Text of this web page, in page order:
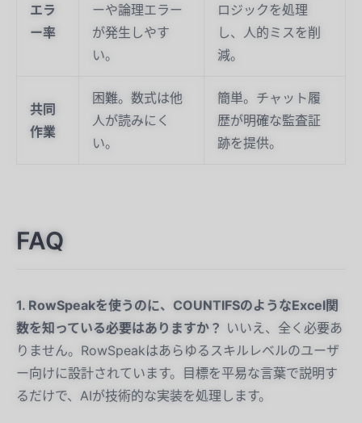
エラ
ー率
ーや論理エラー
が発生しやす
い。
ロジックを処理
し、人的ミスを削
減。
共同
作業
困難。数式は他
人が読みにく
い。
簡単。チャット履
歴が明確な監査証
跡を提供。
FAQ
1. RowSpeakを使うのに、COUNTIFSのようなExcel関
数を知っている必要はありますか？ いいえ、全く必要あ
りません。RowSpeakはあらゆるスキルレベルのユーザ
ー向けに設計されています。目標を平易な言葉で説明す
るだけで、AIが技術的な実装を処理します。